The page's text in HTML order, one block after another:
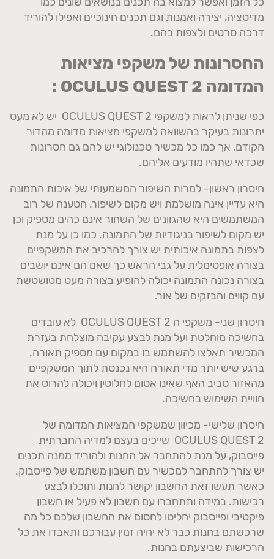
מדיטציה, יצירה ואמנות וגם תכנים חינוכיים ואפילו להוריד
דרכה סרטים ולצפות בהם.
החסרונות של משקפי מציאות
המדומה OCULUS QUEST 2
:
כפי שניתן לראות למשקפי OCULUS QUEST 2 יש לא מעט
יתרונות בעיקר בהשוואה למשקפי מציאות מדומה מהדור
הקודם, אך כמו כל מכשיר טכנולוגי יש להם גם חסרונות
שכדאי שתהיו מודעים אליהם.
חיסרון ראשון- למרות השיפור המשמעותי של איכות התמונה
היא עדיין אינה מושלמת ויש מקום לשיפור. הטענה של רוב
המשתמשים היא שהגוונים של השחור אינם כהים מספיק וכן
יש מקום לשיפור בניגודיות של התמונה. כמו כן על מנת
לצפות בתמונה איכותית יש צורך להרכיב את המשקפיים
בצורה אופטימלית על גבי הראש כך שאם הם אינם יושבים
בצורה נכונה התמונה יכולה להופיע בצורה מעט מטושטשת
עם קווים והבזקים של אור.
חיסרון שני- משקפי ה OCULUS QUEST 2 לא עובדים
בחשיכה מוחלטת ועל מנת לבצע עקיבה מוצלחת בעזרת
המכשיר תאלצו להשתמש בו במקום עם מספיק תאורה.
ברגע שיש יותר מדי תאורה היא נכנסת לתוך המשקפיים
מהאזור סביב האף שאינו אטום לחלוטין ויכולה להרוס את
חוויית השימוש בחשיכה.
חיסרון שלישי- מכיוון שמשקפי המציאות המדומה של
OCULUS QUEST 2 שייכים בעצם למדיה החברתית
פייסבוק, על מנת להתחבר אל החנות ולהוריד ממנה תכנים
יש צורך להתחבר למכשיר עם חשבון משתמש של פייסבוק.
כאשר תעשו זאת החשבון יקושר לחנות ותוכלו לבצע
רכישות. במידה ותתחברו עם חשבון לא פעיל או חשבון
פיקטיבי ופייסבוק יחליטו לחסום את החשבון שלכם כל מה
שרכשתם בחנות כבר לא יהיה זמין עבורכם ותאבדו את כל
הרכישות שביצעתם בחנות.